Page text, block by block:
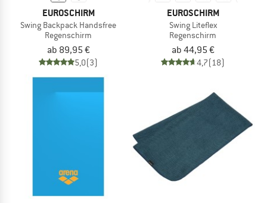
EUROSCHIRM
Swing Backpack Handsfree
Regenschirm
ab 89,95 €
5,0(3)
EUROSCHIRM
Swing Liteflex
Regenschirm
ab 44,95 €
4,7(18)